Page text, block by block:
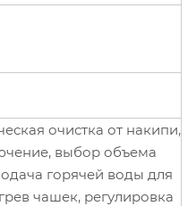
очистка от накипи,
выбор объема
горячей воды для
чашек, регулировка